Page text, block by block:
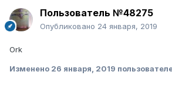
Пользователь №48275
Опубликовано 24 января, 2019
Ork
Изменено 26 января, 2019